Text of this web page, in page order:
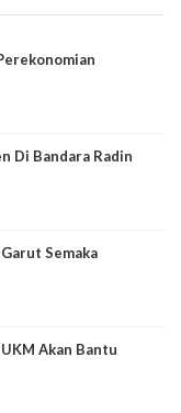
Di Bandara Radin
Semaka
Akan Bantu